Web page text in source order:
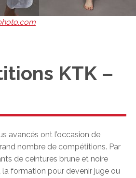
KTK –
avancés ont l’occasion de
nombre de compétitions. Par
de ceintures brune et noire
formation pour devenir juge ou